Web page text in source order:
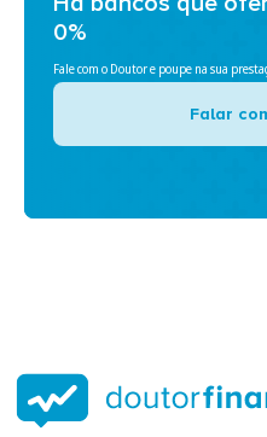
0%
Fale com o Doutor e poupe na sua
Falar